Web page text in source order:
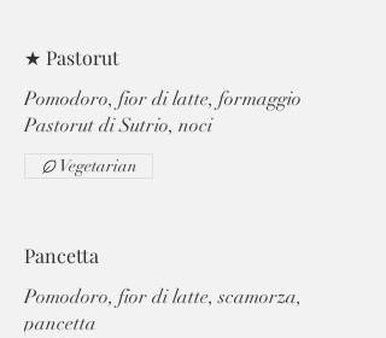
★ Pastorut
Pomodoro, fior di latte, formaggio
Pastorut di Sutrio, noci
Vegetarian
Pancetta
Pomodoro, fior di latte, scamorza,
pancetta